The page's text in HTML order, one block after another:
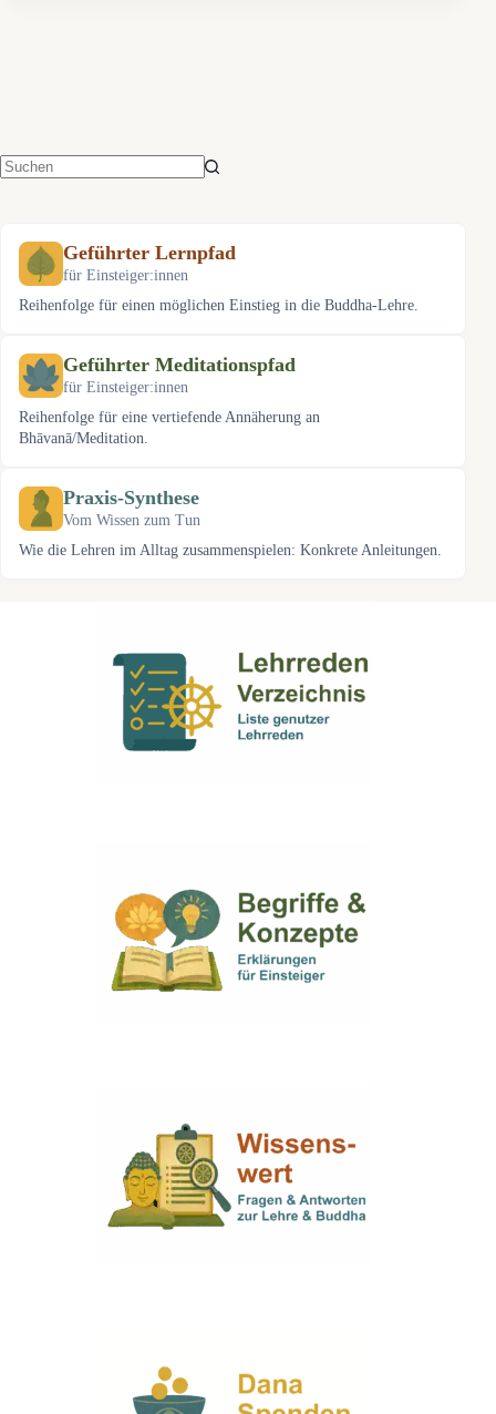
Geführter Lernpfad
für Einsteiger:innen
Reihenfolge für einen möglichen Einstieg in die Buddha-Lehre.
Geführter Meditationspfad
für Einsteiger:innen
Reihenfolge für eine vertiefende Annäherung an
Bhāvanā/Meditation.
Praxis-Synthese
Vom Wissen zum Tun
Wie die Lehren im Alltag zusammenspielen: Konkrete Anleitungen.